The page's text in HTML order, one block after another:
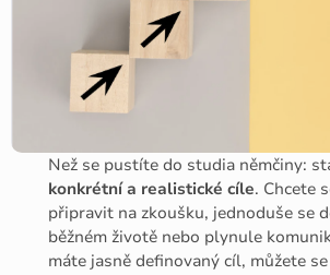
Než se pustíte do studia němčiny:
konkrétní a realistické cíle. Chcete
připravit na zkoušku, jednoduše se
běžném životě nebo plynule
máte jasně definovaný cíl, můžete